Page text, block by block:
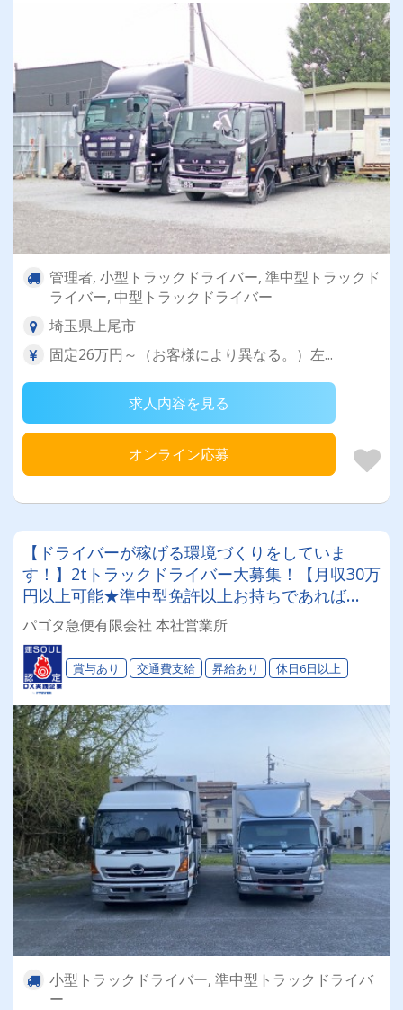
管理者, 小型トラックドライバー, 準中型トラックド
ライバー, 中型トラックドライバー
埼玉県上尾市
固定26万円～（お客様により異なる。）左...
求人内容を見る
オンライン応募
【ドライバーが稼げる環境づくりをしていま
す！】2tトラックドライバー大募集！【月収30万
円以上可能★準中型免許以上お持ちであれば
OK】
パゴタ急便有限会社 本社営業所
賞与あり 交通費支給 昇給あり 休日6日以上
小型トラックドライバー, 準中型トラックドライバ
ー